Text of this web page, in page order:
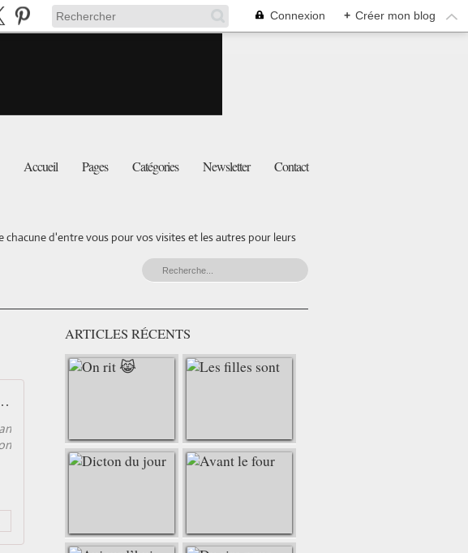
Connexion + Créer mon blog
Accueil Pages Catégories Newsletter Contact
d'entre vous pour vos visites et les autres pour leurs
Star | Cambridge Imprint
ARTICLES RÉCENTS